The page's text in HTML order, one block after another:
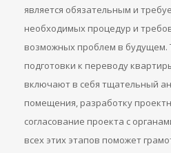
является обязательным и
необходимых процедур и
возможных проблем в будущем.
подготовки к переводу
включают в себя тщательный
помещения, разработку
согласование проекта с
всех этих этапов поможет